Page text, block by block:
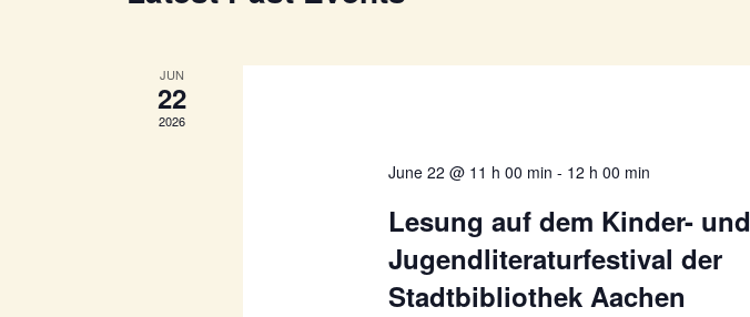
JUN
22
2026
June 22 @ 11 h 00 min - 12 h 00 min
Lesung auf dem Kinder- und
Jugendliteraturfestival der
Stadtbibliothek Aachen